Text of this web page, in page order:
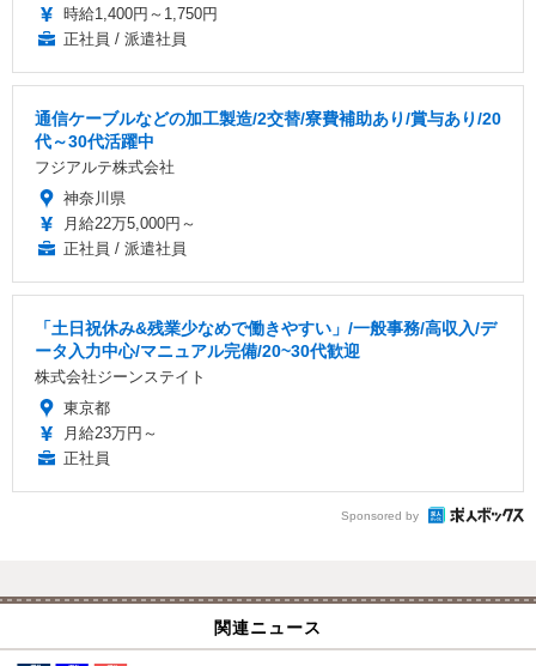
時給1,400円～1,750円
正社員 / 派遣社員
通信ケーブルなどの加工製造/2交替/寮費補助あり/賞与あり/20
代～30代活躍中
フジアルテ株式会社
神奈川県
月給22万5,000円～
正社員 / 派遣社員
「土日祝休み&残業少なめで働きやすい」/一般事務/高収入/デ
ータ入力中心/マニュアル完備/20~30代歓迎
株式会社ジーンステイト
東京都
月給23万円～
正社員
Sponsored by
関連ニュース